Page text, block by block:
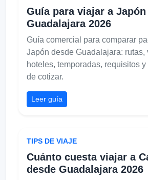
Guía para viajar a
Guadalajara 2026
Guía comercial para comparar
Japón desde Guadalajara: rutas,
hoteles, temporadas, requisitos
de cotizar.
Leer guía
TIPS DE VIAJE
Cuánto cuesta viajar a
desde Guadalajara 2026